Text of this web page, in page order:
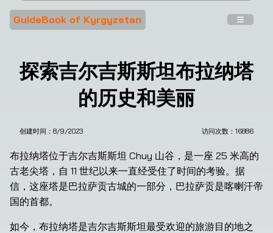
GuideBook of Kyrgyzstan
探索吉尔吉斯斯坦布拉纳塔
的历史和美丽
创建时间： 8/9/2023 访问次数： 16886
布拉纳塔位于吉尔吉斯斯坦 Chuy 山谷，是一座 25 米高的
古老尖塔，自 11 世纪以来一直经受住了时间的考验。据
信，这座塔是巴拉萨贡古城的一部分，巴拉萨贡是喀喇汗帝
国的首都。
如今，布拉纳塔是吉尔吉斯斯坦最受欢迎的旅游目的地之